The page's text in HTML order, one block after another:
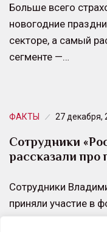
Больше всего
новогодние
секторе, а самый
сегменте —…
ФАКТЫ 27 декабря,
Сотрудники
рассказали про
Сотрудники
приняли участие в
Миграционным